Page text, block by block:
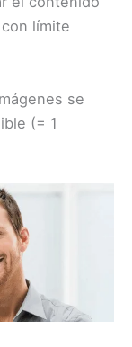
límite
se
(= 1